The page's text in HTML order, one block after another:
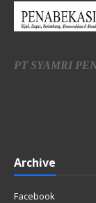
PT SYAMRI
Archive
Facebook